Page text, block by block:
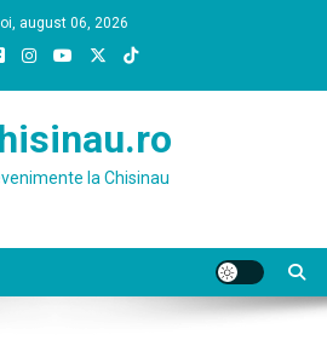
august 06, 2026
la Chisinau